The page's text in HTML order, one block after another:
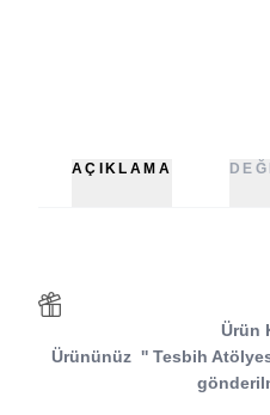
AÇIKLAMA
Ürün
Ürününüz '' Tesbih